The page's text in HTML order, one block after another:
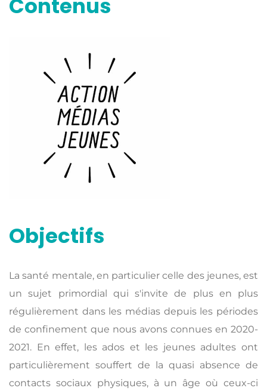
Contenus
Objectifs
La santé mentale, en particulier celle des jeunes, est
un sujet primordial qui s'invite de plus en plus
régulièrement dans les médias depuis les périodes
de confinement que nous avons connues en 2020-
2021. En effet, les ados et les jeunes adultes ont
particulièrement souffert de la quasi absence de
contacts sociaux physiques, à un âge où ceux-ci